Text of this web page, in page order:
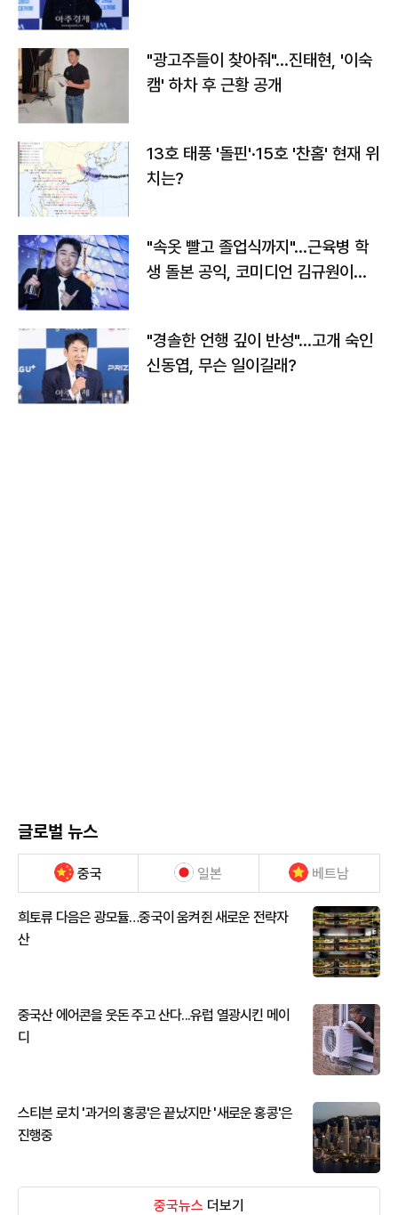
"광고주들이 찾아줘"…진태현, '이숙
캠' 하차 후 근황 공개
13호 태풍 '돌핀'·15호 '찬홈' 현재 위
치는?
"속옷 빨고 졸업식까지"…근육병 학
생 돌본 공익, 코미디언 김규원이었
"경솔한 언행 깊이 반성"…고개 숙인
신동엽, 무슨 일이길래?
글로벌 뉴스
중국 일본 베트남
희토류 다음은 광모듈…중국이 움켜쥔 새로운 전략자
산
중국산 에어콘을 웃돈 주고 산다...유럽 열광시킨 메이
디
스티븐 로치 '과거의 홍콩'은 끝났지만 '새로운 홍콩'은
진행중
중국뉴스 더보기